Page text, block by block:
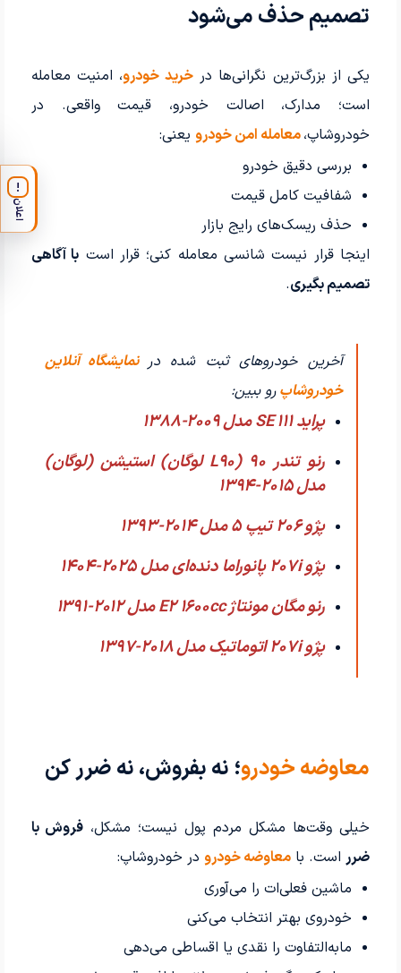
تصمیم حذف می‌شود
یکی از بزرگ‌ترین نگرانی‌ها درخرید خودرو، امنیت معامله
است؛ مدارک، اصالت خودرو، قیمت واقعی. در
خودروشاپ،معامله امن خودرویعنی:
بررسی دقیق خودرو
شفافیت کامل قیمت
حذف ریسک‌های رایج بازار
اینجا قرار نیست شانسی معامله کنی؛ قرار است با آگاهی
تصمیم بگیری.
آخرین خودروهای ثبت شده در نمایشگاه آنلاین
خودروشاپرو ببین:
پراید 111 SE مدل 2009-1388
رنو تندر 90 (L90 لوگان) استیشن (لوگان)
مدل 2015-1394
پژو 206 تیپ ۵ مدل 2014-1393
پژو 207i پانوراما دنده‌ای مدل 2025-1404
رنو مگان مونتاژ E2 1600cc مدل 2012-1391
پژو 207i اتوماتیک مدل 2018-1397
معاوضه خودرو؛ نه بفروش، نه ضرر کن
خیلی وقت‌ها مشکل مردم پول نیست؛ مشکل،فروش با
ضرر است. با معاوضه خودرو در خودروشاپ:
ماشین فعلی‌ات را می‌آوری
خودروی بهتر انتخاب می‌کنی
مابه‌التفاوت را نقدی یا اقساطی می‌دهی
!
اعلان